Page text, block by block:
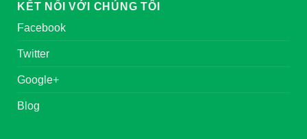
KẾT NỐI VỚI CHÚNG TÔI
Facebook
Twitter
Google+
Blog